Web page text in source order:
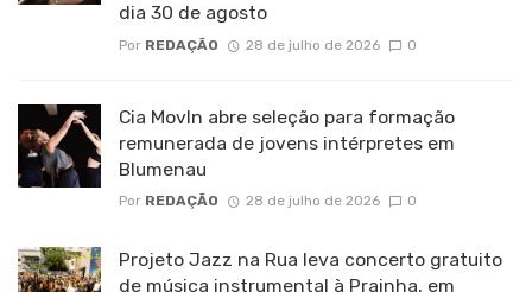
dia 30 de agosto
Por REDAÇÃO 28 de julho de 2026 0
Cia MovIn abre seleção para formação
remunerada de jovens intérpretes em
Blumenau
Por REDAÇÃO 28 de julho de 2026 0
Projeto Jazz na Rua leva concerto gratuito
de música instrumental à Prainha, em